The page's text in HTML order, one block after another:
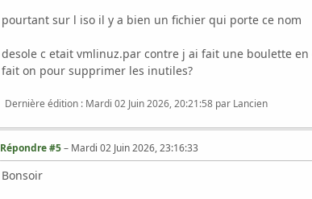
pourtant sur l iso il y a bien un fichier qui porte ce nom
desole c etait vmlinuz.par contre j ai fait une boulette
fait on pour supprimer les inutiles?
Dernière édition : Mardi 02 Juin 2026, 20:21:58 par Lancien
Répondre #5– Mardi 02 Juin 2026, 23:16:33
Bonsoir